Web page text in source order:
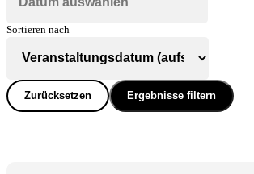
Sortieren nach
Zurücksetzen Ergebnisse filtern